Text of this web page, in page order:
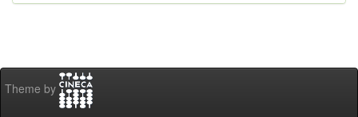
Theme by